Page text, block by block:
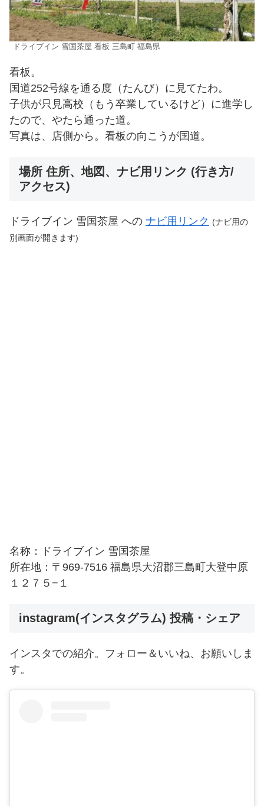
ドライブイン 雪国茶屋 看板 三島町 福島県
看板。
国道252号線を通る度（たんび）に見てたわ。
子供が只見高校（もう卒業しているけど）に進学し
たので、やたら通った道。
写真は、店側から。看板の向こうが国道。
場所 住所、地図、ナビ用リンク (行き方/
アクセス)
ドライブイン 雪国茶屋 への ナビ用リンク (ナビ用の
別画面が開きます)
名称：ドライブイン 雪国茶屋
所在地：〒969-7516 福島県大沼郡三島町大登中原
１２７５−１
instagram(インスタグラム) 投稿・シェア
インスタでの紹介。フォロー＆いいね、お願いしま
す。